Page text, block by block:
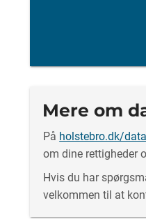
Mere om
På holstebro.dk/
om dine rettigheder
Hvis du har
velkommen til at